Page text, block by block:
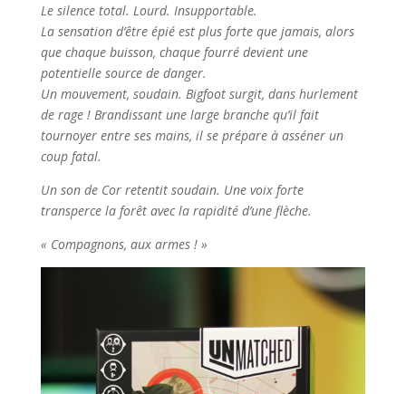
Le silence total. Lourd. Insupportable.
La sensation d’être épié est plus forte que jamais, alors
que chaque buisson, chaque fourré devient une
potentielle source de danger.
Un mouvement, soudain. Bigfoot surgit, dans hurlement
de rage ! Brandissant une large branche qu’il fait
tournoyer entre ses mains, il se prépare à asséner un
coup fatal.
Un son de Cor retentit soudain. Une voix forte
transperce la forêt avec la rapidité d’une flèche.
« Compagnons, aux armes ! »